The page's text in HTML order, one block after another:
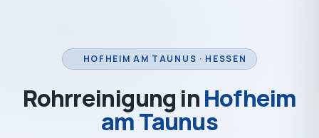
HOFHEIM AM TAUNUS · HESSEN
Rohrreinigung inHofheim
am Taunus